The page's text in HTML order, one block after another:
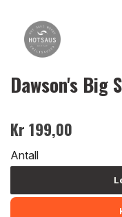
Dawson's Big
Kr 199,00
Antall